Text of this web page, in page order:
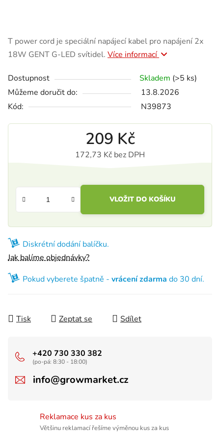
T power cord je speciální napájecí kabel pro napájení 2x
18W GENT G-LED svítidel. Více informací
Dostupnost Skladem (>5 ks)
Můžeme doručit do:
13.8.2026
Kód:
N39873
209 Kč
172,73 Kč bez DPH
VLOŽIT DO KOŠÍKU
Diskrétní dodání balíčku.
Jak balíme objednávky?
Pokud vyberete špatně - vrácení zdarma do 30 dní.
Tisk Zeptat se Sdílet
+420 730 330 382
(po-pá: 8:30 - 18:00)
info@growmarket.cz
Reklamace kus za kus
Většinu reklamací řešíme výměnou kus za kus